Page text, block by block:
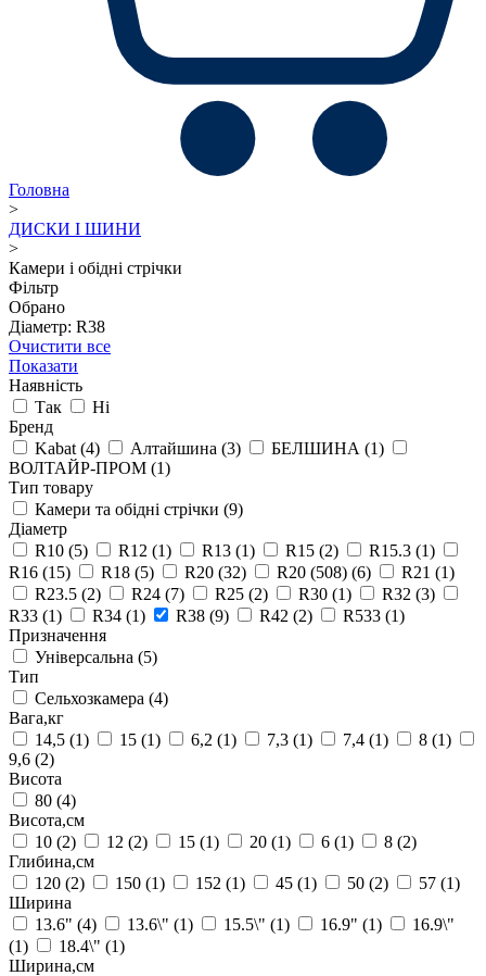
Головна
>
ДИСКИ І ШИНИ
>
Камери і обідні стрічки
Фільтр
Обрано
Діаметр: R38
Очистити все
Показати
Наявність
Так
Ні
Бренд
Kabat (4) Алтайшина (3) БЕЛШИНА (1)
ВОЛТАЙР-ПРОМ (1)
Тип товару
Камери та обідні стрічки (9)
Діаметр
R10 (5) R12 (1) R13 (1) R15 (2) R15.3 (1)
R16 (15) R18 (5) R20 (32) R20 (508) (6) R21 (1)
R23.5 (2) R24 (7) R25 (2) R30 (1) R32 (3)
R33 (1) R34 (1) R38 (9) R42 (2) R533 (1)
Призначення
Універсальна (5)
Тип
Сельхозкамера (4)
Вага,кг
14,5 (1) 15 (1) 6,2 (1) 7,3 (1) 7,4 (1) 8 (1)
9,6 (2)
Висота
80 (4)
Висота,см
10 (2) 12 (2) 15 (1) 20 (1) 6 (1) 8 (2)
Глибина,см
120 (2) 150 (1) 152 (1) 45 (1) 50 (2) 57 (1)
Ширина
13.6" (4) 13.6\" (1) 15.5\" (1) 16.9" (1)
16.9\"
(1)
18.4\" (1)
Ширина,см